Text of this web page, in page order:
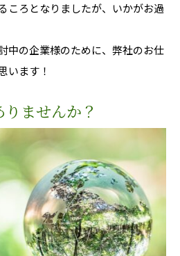
ころとなりましたが、いかがお過
中の企業様のために、弊社のお仕
います！
ませんか？